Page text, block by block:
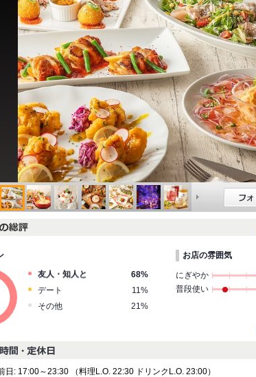
友人・知人と
68%
デート
11%
その他
21%
お店の雰囲気
にぎやか
普段使い
日: 17:00～23:30 （料理L.O. 22:30 ドリンクL.O. 23:00）